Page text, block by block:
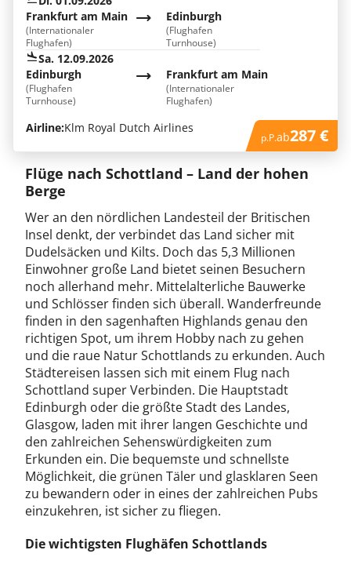
Frankfurt am Main
(Internationaler
Flughafen)
Edinburgh
(Flughafen
Turnhouse)
Sa. 12.09.2026
Frankfurt am Main
(Internationaler
Flughafen)
Edinburgh
(Flughafen
Turnhouse)
Airline:Klm Royal Dutch Airlines
p.P.ab287 €
Flüge nach Schottland – Land der hohen
Berge
Wer an den nördlichen Landesteil der Britischen
Insel denkt, der verbindet das Land sicher mit
Dudelsäcken und Kilts. Doch das 5,3 Millionen
Einwohner große Land bietet seinen Besuchern
noch allerhand mehr. Mittelalterliche Bauwerke
und Schlösser finden sich überall. Wanderfreunde
finden in den sagenhaften Highlands genau den
richtigen Spot, um ihrem Hobby nach zu gehen
und die raue Natur Schottlands zu erkunden. Auch
Städtereisen lassen sich mit einem Flug nach
Schottland super Verbinden. Die Hauptstadt
Edinburgh oder die größte Stadt des Landes,
Glasgow, laden mit ihrer langen Geschichte und
den zahlreichen Sehenswürdigkeiten zum
Erkunden ein. Die bequemste und schnellste
Möglichkeit, die grünen Täler und glasklaren Seen
zu bewandern oder in eines der zahlreichen Pubs
einzukehren, ist sicher zu fliegen.
Die wichtigsten Flughäfen Schottlands